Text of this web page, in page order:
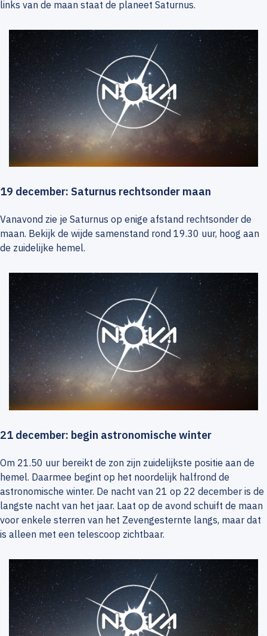
links van de maan staat de planeet Saturnus.
19 december: Saturnus rechtsonder maan
Vanavond zie je Saturnus op enige afstand rechtsonder de
maan. Bekijk de wijde samenstand rond 19.30 uur, hoog aan
de zuidelijke hemel.
21 december: begin astronomische winter
Om 21.50 uur bereikt de zon zijn zuidelijkste positie aan de
hemel. Daarmee begint op het noordelijk halfrond de
astronomische winter. De nacht van 21 op 22 december is de
langste nacht van het jaar. Laat op de avond schuift de maan
voor enkele sterren van het Zevengesternte langs, maar dat
is alleen met een telescoop zichtbaar.